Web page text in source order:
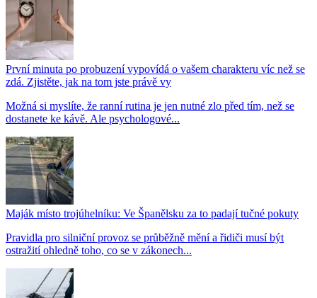
První minuta po probuzení vypovídá o vašem charakteru víc než se
zdá. Zjistěte, jak na tom jste právě vy
Možná si myslíte, že ranní rutina je jen nutné zlo před tím, než se
dostanete ke kávě. Ale psychologové...
Maják místo trojúhelníku: Ve Španělsku za to padají tučné pokuty
Pravidla pro silniční provoz se průběžně mění a řidiči musí být
ostražití ohledně toho, co se v zákonech...